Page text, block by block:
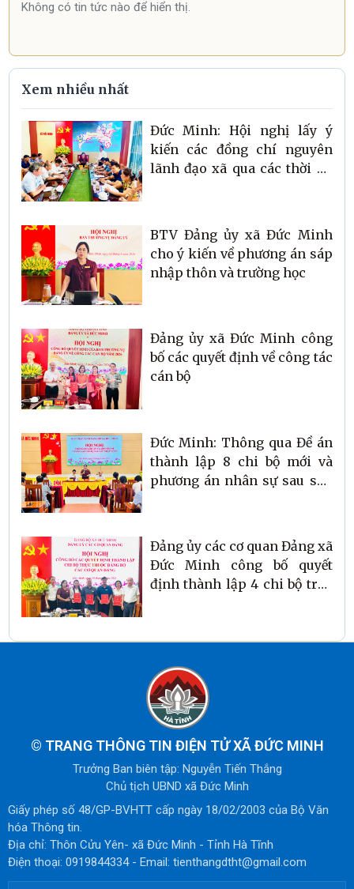
Không có tin tức nào để hiển thị.
Xem nhiều nhất
Đức Minh: Hội nghị lấy ý
kiến các đồng chí nguyên
lãnh đạo xã qua các thời kỳ
BTV Đảng ủy xã Đức Minh
cho ý kiến về phương án sáp
nhập thôn và trường học
Đảng ủy xã Đức Minh công
bố các quyết định về công tác
cán bộ
Đức Minh: Thông qua Đề án
thành lập 8 chi bộ mới và
phương án nhân sự sau sáp
Đảng ủy các cơ quan Đảng xã
Đức Minh công bố quyết
định thành lập 4 chi bộ trực
© TRANG THÔNG TIN ĐIỆN TỬ XÃ ĐỨC MINH
Trưởng Ban biên tập: Nguyễn Tiến Thắng
Chủ tịch UBND xã Đức Minh
Giấy phép số 48/GP-BVHTT cấp ngày 18/02/2003 của Bộ Văn
hóa Thông tin.
Địa chỉ: Thôn Cửu Yên- xã Đức Minh - Tỉnh Hà Tĩnh
Điện thoại: 0919844334 - Email: tienthangdtht@gmail.com